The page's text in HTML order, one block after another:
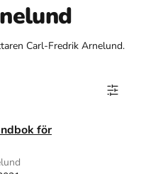
Carl-Fredrik Arnelund.
för